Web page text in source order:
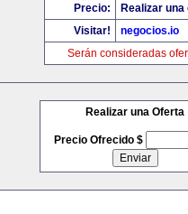
Precio:
Realizar
Visitar!
negocios.io
Serán consideradas
Realizar una Oferta
Precio Ofrecido $